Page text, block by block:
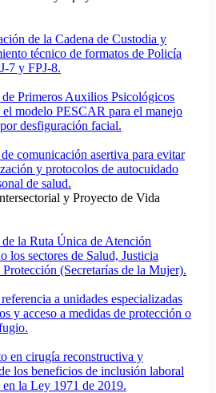
de la Cadena de Custodia y
técnico de formatos de Policía
7 y FPJ-8.
Primeros Auxilios Psicológicos
modelo PESCAR para el manejo
desfiguración facial.
comunicación asertiva para evitar
y protocolos de autocuidado
de salud.
y Proyecto de Vida
la Ruta Única de Atención
los sectores de Salud, Justicia
(Secretarías de la Mujer).
a unidades especializadas
y acceso a medidas de protección o
en cirugía reconstructiva y
los beneficios de inclusión laboral
en la Ley 1971 de 2019.